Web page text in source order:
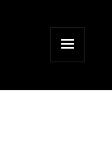
MENÜ
WIDGETS